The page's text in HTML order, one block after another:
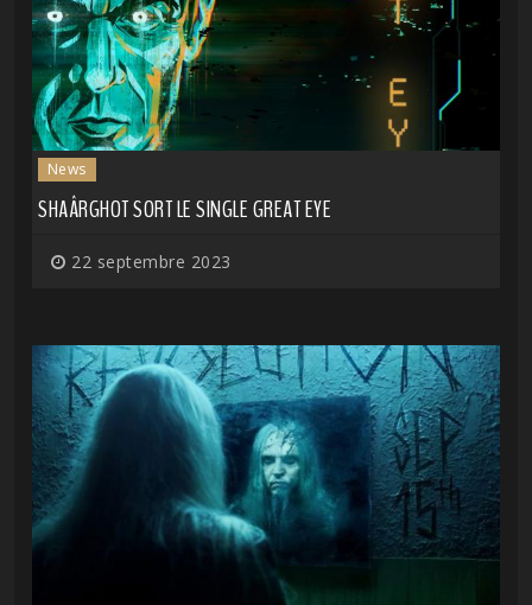
News
SHAÂRGHOT SORT LE SINGLE GREAT EYE
22 septembre 2023